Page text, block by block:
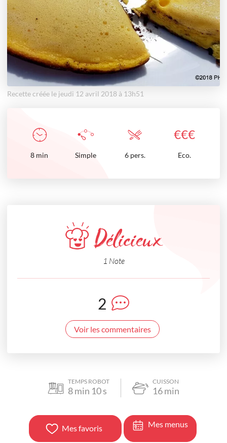
Recette créée le jeudi 12 avril 2018 à 13h51
€€€
8 min Simple 6 pers. Eco.
Délicieux
1 Note
2
Voir les commentaires
TEMPS ROBOT
8min 10s
CUISSON
16min
Mes favoris Mes menus